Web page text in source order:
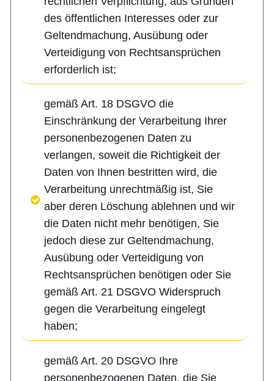
des öffentlichen Interesses oder zur
Geltendmachung, Ausübung oder
Verteidigung von Rechtsansprüchen
erforderlich ist;
gemäß Art. 18 DSGVO die
Einschränkung der Verarbeitung Ihrer
personenbezogenen Daten zu
verlangen, soweit die Richtigkeit der
Daten von Ihnen bestritten wird, die
Verarbeitung unrechtmäßig ist, Sie
aber deren Löschung ablehnen und wir
die Daten nicht mehr benötigen, Sie
jedoch diese zur Geltendmachung,
Ausübung oder Verteidigung von
Rechtsansprüchen benötigen oder Sie
gemäß Art. 21 DSGVO Widerspruch
gegen die Verarbeitung eingelegt
haben;
gemäß Art. 20 DSGVO Ihre
personenbezogenen Daten, die Sie